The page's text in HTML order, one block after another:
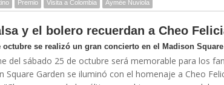
Premio Visita a Colombia Aymée Nuviola
y el bolero recuerdan a Cheo
octubre se realizó un gran concierto en el Madison
del sábado 25 de octubre será memorable para los
Square Garden se iluminó con el homenaje a Cheo